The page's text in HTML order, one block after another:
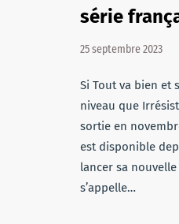
série
25 septembre 2023
Si Tout va bien et
niveau que
sortie en
est disponible
lancer sa
s’appelle…